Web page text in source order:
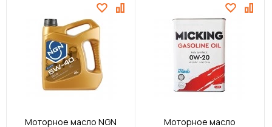
Моторное масло NGN
Моторное масло